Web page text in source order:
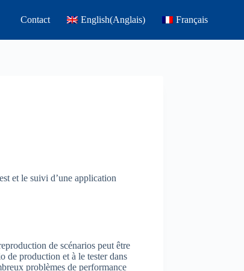
Contact English(Anglais) Français
et le suivi d’une application
de scénarios peut être
de production et à le tester dans
problèmes de performance